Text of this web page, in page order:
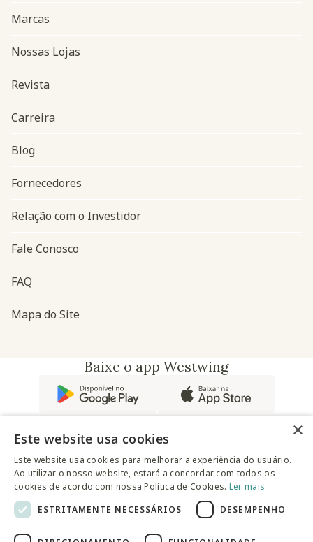
Navegação do rodapé
Marcas
Nossas Lojas
Revista
Carreira
Blog
Fornecedores
Relação com o Investidor
Fale Conosco
FAQ
Mapa do Site
Baixe o app Westwing
@westwingbr
Somos uma empresa certificada
×
Este website usa cookies
Este website usa cookies para melhorar a experiência do usuário.
Ao utilizar o nosso website, estará a concordar com todos os
cookies de acordo com nossa Política de Cookies. Ler mais
ESTRITAMENTE NECESSÁRIOS
DESEMPENHO